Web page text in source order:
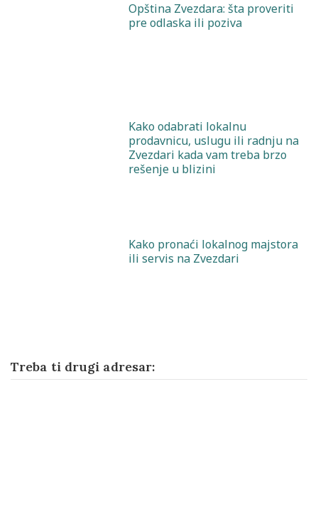
Opština Zvezdara: šta proveriti
pre odlaska ili poziva
Kako odabrati lokalnu
prodavnicu, uslugu ili radnju na
Zvezdari kada vam treba brzo
rešenje u blizini
Kako pronaći lokalnog majstora
ili servis na Zvezdari
Treba ti drugi adresar: